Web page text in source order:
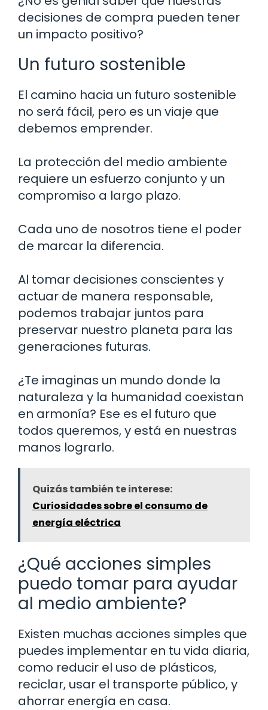
decisiones de compra pueden tener
un impacto positivo?
Un futuro sostenible
El camino hacia un futuro sostenible
no será fácil, pero es un viaje que
debemos emprender.
La protección del medio ambiente
requiere un esfuerzo conjunto y un
compromiso a largo plazo.
Cada uno de nosotros tiene el poder
de marcar la diferencia.
Al tomar decisiones conscientes y
actuar de manera responsable,
podemos trabajar juntos para
preservar nuestro planeta para las
generaciones futuras.
¿Te imaginas un mundo donde la
naturaleza y la humanidad coexistan
en armonía? Ese es el futuro que
todos queremos, y está en nuestras
manos lograrlo.
Quizás también te interese:
Curiosidades sobre el consumo de
energía eléctrica
¿Qué acciones simples
puedo tomar para ayudar
al medio ambiente?
Existen muchas acciones simples que
puedes implementar en tu vida diaria,
como reducir el uso de plásticos,
reciclar, usar el transporte público, y
ahorrar energía en casa.